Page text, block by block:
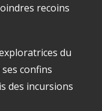
recoins
du
confins
des incursions